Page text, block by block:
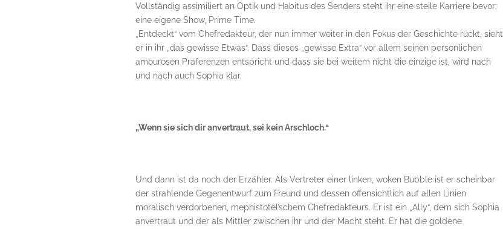
Vollständig assimiliert an Optik und Habitus des Senders steht ihr eine steile Karriere bevor:
eine eigene Show, Prime Time.
„Entdeckt“ vom Chefredakteur, der nun immer weiter in den Fokus der Geschichte rückt, sieht
er in ihr „das gewisse Etwas“. Dass dieses „gewisse Extra“ vor allem seinen persönlichen
amourösen Präferenzen entspricht und dass sie bei weitem nicht die einzige ist, wird nach
und nach auch Sophia klar.
„Wenn sie sich dir anvertraut, sei kein Arschloch.“
Und dann ist da noch der Erzähler. Als Vertreter einer linken, woken Bubble ist er scheinbar
der strahlende Gegenentwurf zum Freund und dessen offensichtlich auf allen Linien
moralisch verdorbenen, mephistotel’schem Chefredakteurs. Er ist ein „Ally“, dem sich Sophia
anvertraut und der als Mittler zwischen ihr und der Macht steht. Er hat die goldene